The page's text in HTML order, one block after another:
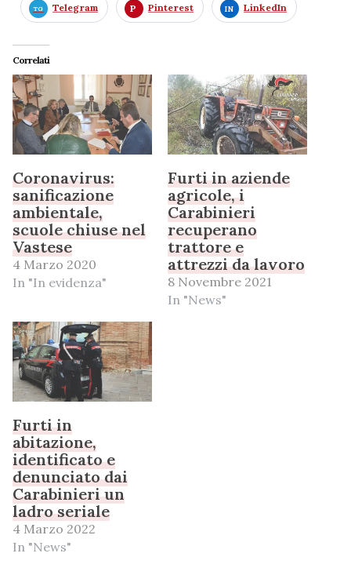
Telegram Pinterest LinkedIn
Correlati
Coronavirus:
sanificazione
ambientale,
scuole chiuse nel
Vastese
4 Marzo 2020
In "In evidenza"
Furti in aziende
agricole, i
Carabinieri
recuperano
trattore e
attrezzi da lavoro
8 Novembre 2021
In "News"
Furti in
abitazione,
identificato e
denunciato dai
Carabinieri un
ladro seriale
4 Marzo 2022
In "News"